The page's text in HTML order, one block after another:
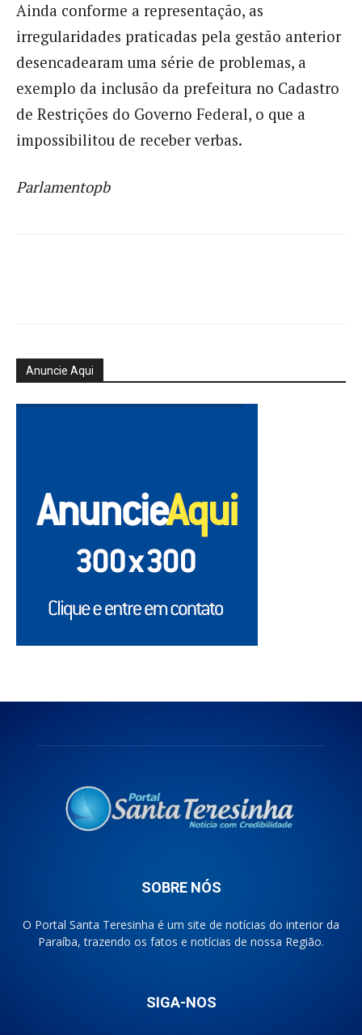
Ainda conforme a representação, as
irregularidades praticadas pela gestão anterior
desencadearam uma série de problemas, a
exemplo da inclusão da prefeitura no Cadastro
de Restrições do Governo Federal, o que a
impossibilitou de receber verbas.
Parlamentopb
Anuncie Aqui
SOBRE NÓS
O Portal Santa Teresinha é um site de notícias do interior da
Paraíba, trazendo os fatos e notícias de nossa Região.
SIGA-NOS